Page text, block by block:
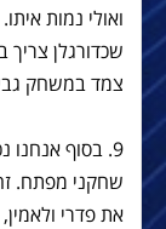
ואולי נמות
שכדורגלן
צמד במשחק
9. בסוף
שחקני מפתח.
את פדרי